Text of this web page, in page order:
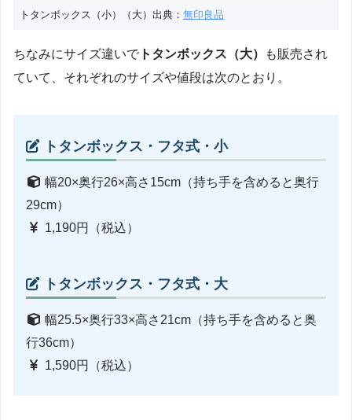
トタンボックス（小）（大）出典： 無印良品
ちなみにサイズ違いで トタンボックス（大）
も販売され
ていて、それぞれのサイズや値段は次のとおり。
トタンボックス・フタ式・小
幅20×奥行26×高さ15cm（持ち手を含めると奥行
29cm）
1,190円（税込）
トタンボックス・フタ式・大
幅25.5×奥行33×高さ21cm（持ち手を含めると奥
行36cm）
1,590円（税込）